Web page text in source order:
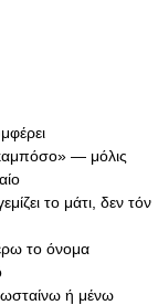
— μόλις
το μάτι, δεν τόν
το όνομα
ή μένω